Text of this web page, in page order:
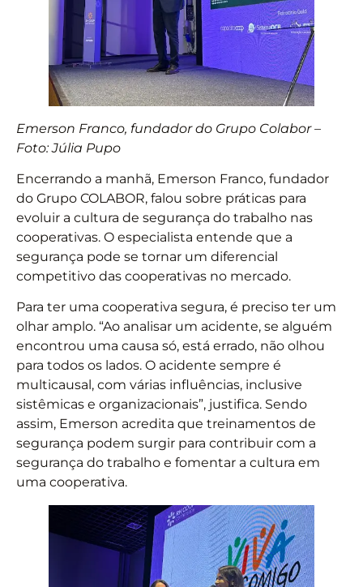
Emerson Franco, fundador do Grupo Colabor –
Foto: Júlia Pupo
Encerrando a manhã, Emerson Franco, fundador
do Grupo COLABOR, falou sobre práticas para
evoluir a cultura de segurança do trabalho nas
cooperativas. O especialista entende que a
segurança pode se tornar um diferencial
competitivo das cooperativas no mercado.
Para ter uma cooperativa segura, é preciso ter um
olhar amplo. “Ao analisar um acidente, se alguém
encontrou uma causa só, está errado, não olhou
para todos os lados. O acidente sempre é
multicausal, com várias influências, inclusive
sistêmicas e organizacionais”, justifica. Sendo
assim, Emerson acredita que treinamentos de
segurança podem surgir para contribuir com a
segurança do trabalho e fomentar a cultura em
uma cooperativa.